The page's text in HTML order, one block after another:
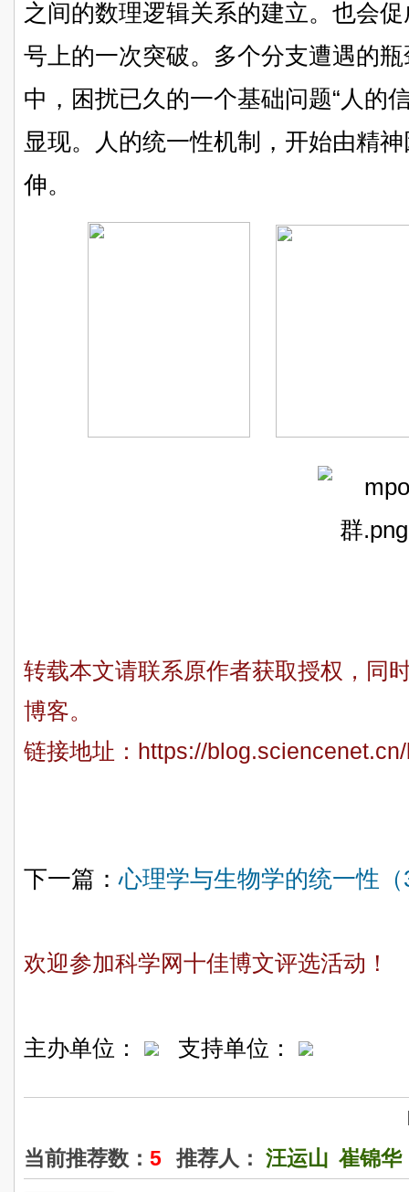
之间的数理逻辑关系的建立。也会
号上的一次突破。多个分支遭遇的
中，困扰已久的一个基础问题“人的
显现。人的统一性机制，开始由精
伸。
转载本文请联系原作者获取授权，同
博客。
链接地址： https://
下一篇：心理学与生物学的统一性
欢迎参加科学网十佳博文评选活动！
主办单位： 支持单位：
当前推荐数： 5 推荐人： 汪运山 崔锦华